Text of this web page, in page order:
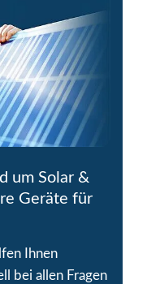
um Solar &
Geräte für
Ihnen
bei allen Fragen